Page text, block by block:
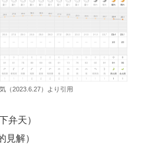
（2023.6.27）より引用
天）
解）